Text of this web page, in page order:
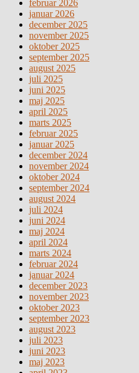
februar 2026
januar 2026
december 2025
november 2025
oktober 2025
september 2025
august 2025
juli 2025
juni 2025
maj 2025
april 2025
marts 2025
februar 2025
januar 2025
december 2024
november 2024
oktober 2024
september 2024
august 2024
juli 2024
juni 2024
maj 2024
april 2024
marts 2024
februar 2024
januar 2024
december 2023
november 2023
oktober 2023
september 2023
august 2023
juli 2023
juni 2023
maj 2023